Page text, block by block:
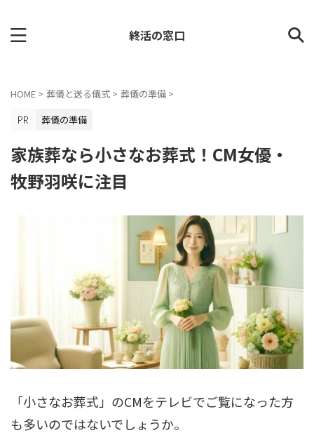
終活の窓口
HOME > 葬儀と送る儀式 > 葬儀の準備 >
葬儀の準備
家族葬なら小さなお葬式！CM女優・
牧野羽咲に注目
「小さなお葬式」のCMをテレビでご覧になった方
も多いのではないでしょうか。